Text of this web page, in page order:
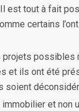
est tout à fait
certains
projets possibles
et ils ont été
soient
immobilier et non